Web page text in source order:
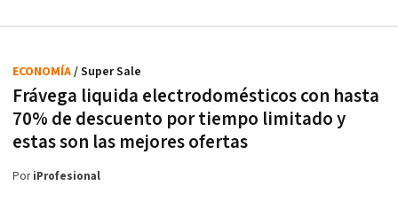
Frávega liquida electrodomésticos con hasta
70% de descuento por tiempo limitado y
estas son las mejores ofertas
ECONOMÍA/ Super Sale
PoriProfesional